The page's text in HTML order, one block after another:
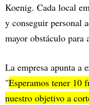
Koenig. Cada local
y conseguir personal
mayor obstáculo para
La empresa apunta a
"Esperamos tener 10
nuestro objetivo a